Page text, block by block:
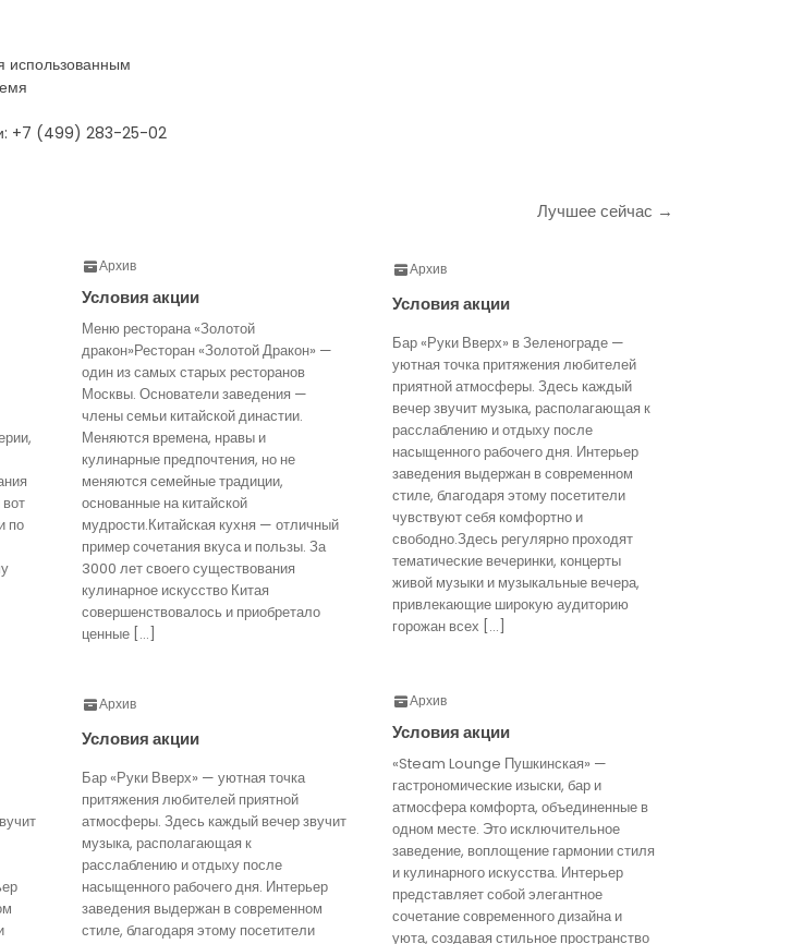
использованным
+7 (499) 283-25-02
Лучшее сейчас →
по
Архив
Условия акции
Меню ресторана «Золотой
дракон»Ресторан «Золотой Дракон» —
один из самых старых ресторанов
Москвы. Основатели заведения —
члены семьи китайской династии.
Меняются времена, нравы и
кулинарные предпочтения, но не
меняются семейные традиции,
основанные на китайской
мудрости.Китайская кухня — отличный
пример сочетания вкуса и пользы. За
3000 лет своего существования
кулинарное искусство Китая
совершенствовалось и приобретало
ценные […]
Архив
Условия акции
Бар «Руки Вверх» в Зеленограде —
уютная точка притяжения любителей
приятной атмосферы. Здесь каждый
вечер звучит музыка, располагающая к
расслаблению и отдыху после
насыщенного рабочего дня. Интерьер
заведения выдержан в современном
стиле, благодаря этому посетители
чувствуют себя комфортно и
свободно.Здесь регулярно проходят
тематические вечеринки, концерты
живой музыки и музыкальные вечера,
привлекающие широкую аудиторию
горожан всех […]
Архив
Условия акции
Бар «Руки Вверх» — уютная точка
притяжения любителей приятной
атмосферы. Здесь каждый вечер звучит
музыка, располагающая к
расслаблению и отдыху после
насыщенного рабочего дня. Интерьер
заведения выдержан в современном
стиле, благодаря этому посетители
Архив
Условия акции
«Steam Lounge Пушкинская» —
гастрономические изыски, бар и
атмосфера комфорта, объединенные в
одном месте. Это исключительное
заведение, воплощение гармонии стиля
и кулинарного искусства. Интерьер
представляет собой элегантное
сочетание современного дизайна и
уюта, создавая стильное пространство